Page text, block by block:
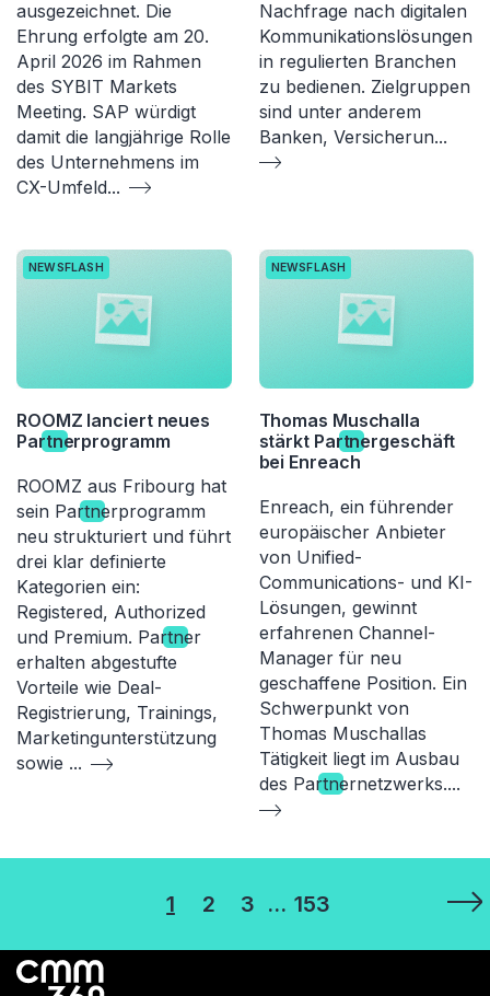
ausgezeichnet. Die
Ehrung erfolgte am 20.
April 2026 im Rahmen
des SYBIT Markets
Meeting. SAP würdigt
damit die langjährige Rolle
des Unternehmens im
CX-Umfeld...
Nachfrage nach digitalen
Kommunikationslösungen
in regulierten Branchen
zu bedienen. Zielgruppen
sind unter anderem
Banken, Versicherun...
NEWSFLASH
ROOMZ lanciert neues
Partnerprogramm
ROOMZ aus Fribourg hat
sein Partnerprogramm
neu strukturiert und führt
drei klar definierte
Kategorien ein:
Registered, Authorized
und Premium. Partner
erhalten abgestufte
Vorteile wie Deal-
Registrierung, Trainings,
Marketingunterstützung
sowie ...
NEWSFLASH
Thomas Muschalla
stärkt Partnergeschäft
bei Enreach
Enreach, ein führender
europäischer Anbieter
von Unified-
Communications- und KI-
Lösungen, gewinnt
erfahrenen Channel-
Manager für neu
geschaffene Position. Ein
Schwerpunkt von
Thomas Muschallas
Tätigkeit liegt im Ausbau
des Partnernetzwerks....
Seitennummerierung
der
Beiträge
1 2 3 … 153